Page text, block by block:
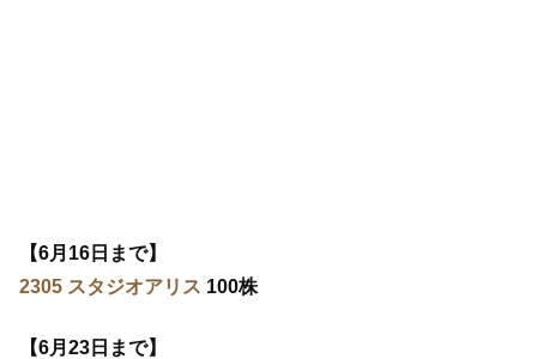
【6月16日まで】
2305 スタジオアリス 100株
【6月23日まで】